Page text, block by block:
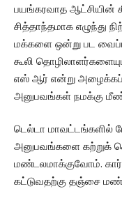
பயங்கரவாத ஆட்சியின்
சித்தாந்தமாக எழுந்து
மக்களை ஒன்று பட
கூலி
எஸ் ஆர் என்று
அனுபவங்கள் நமக்கு
டெல்டா மாவட்டங்களில்
அனுபவங்களை கற்றுக்
மண்டலமாக்குவோம்.
கட்டுவதற்கு தஞ்சை